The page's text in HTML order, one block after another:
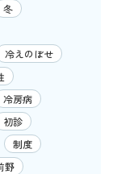
冬
冷えのぼせ
冷房病
初診
制度
野